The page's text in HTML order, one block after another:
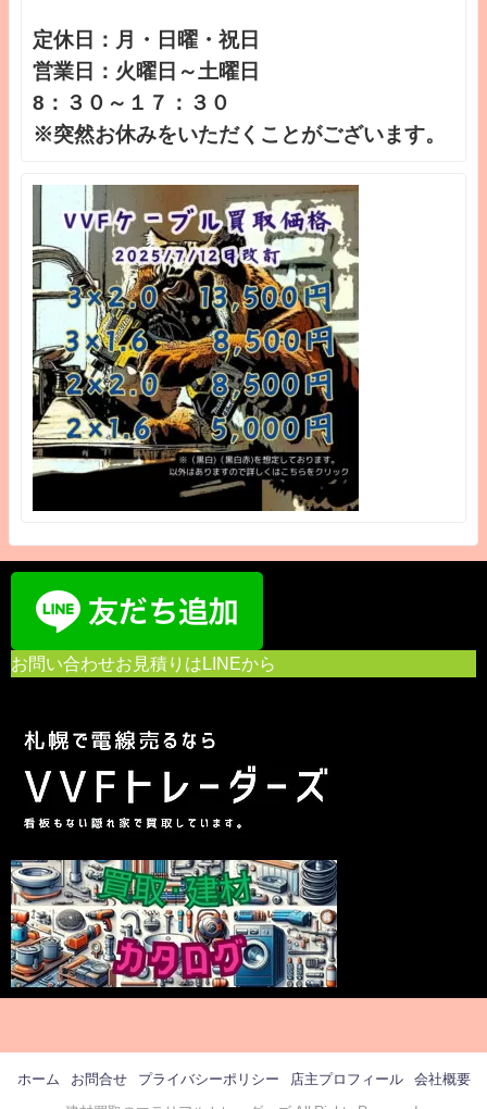
定休日：月・日曜・祝日
営業日：火曜日～土曜日
8：３０～１７：３０
※突然お休みをいただくことがございます。
お問い合わせお見積りはLINEから
ホーム お問合せ プライバシーポリシー 店主プロフィール 会社概要